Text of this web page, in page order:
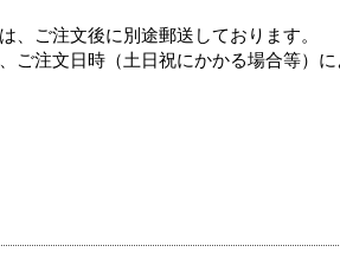
、ご注文後に別途郵送しております。
ご注文日時（土日祝にかかる場合等）